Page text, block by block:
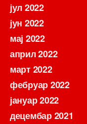
јул 2022
јун 2022
мај 2022
април 2022
март 2022
фебруар 2022
јануар 2022
децембар 2021